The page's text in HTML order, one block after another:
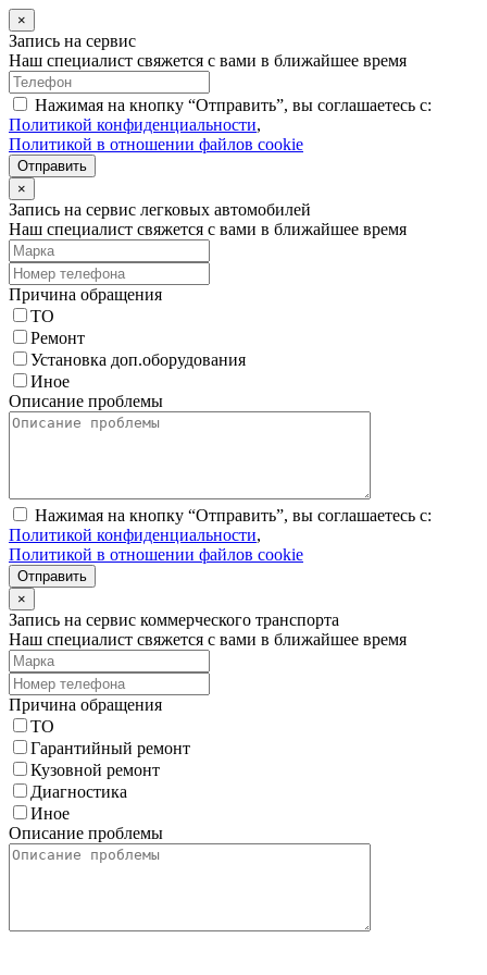
×
Запись на сервис
Наш специалист свяжется с вами в ближайшее время
Нажимая на кнопку “Отправить”, вы соглашаетесь с:
Политикой конфиденциальности,
Политикой в отношении файлов cookie
Отправить
×
Запись на сервис легковых автомобилей
Наш специалист свяжется с вами в ближайшее время
Причина обращения
ТО
Ремонт
Установка доп.оборудования
Иное
Описание проблемы
Нажимая на кнопку “Отправить”, вы соглашаетесь с:
Политикой конфиденциальности,
Политикой в отношении файлов cookie
Отправить
×
Запись на сервис коммерческого транспорта
Наш специалист свяжется с вами в ближайшее время
Причина обращения
ТО
Гарантийный ремонт
Кузовной ремонт
Диагностика
Иное
Описание проблемы